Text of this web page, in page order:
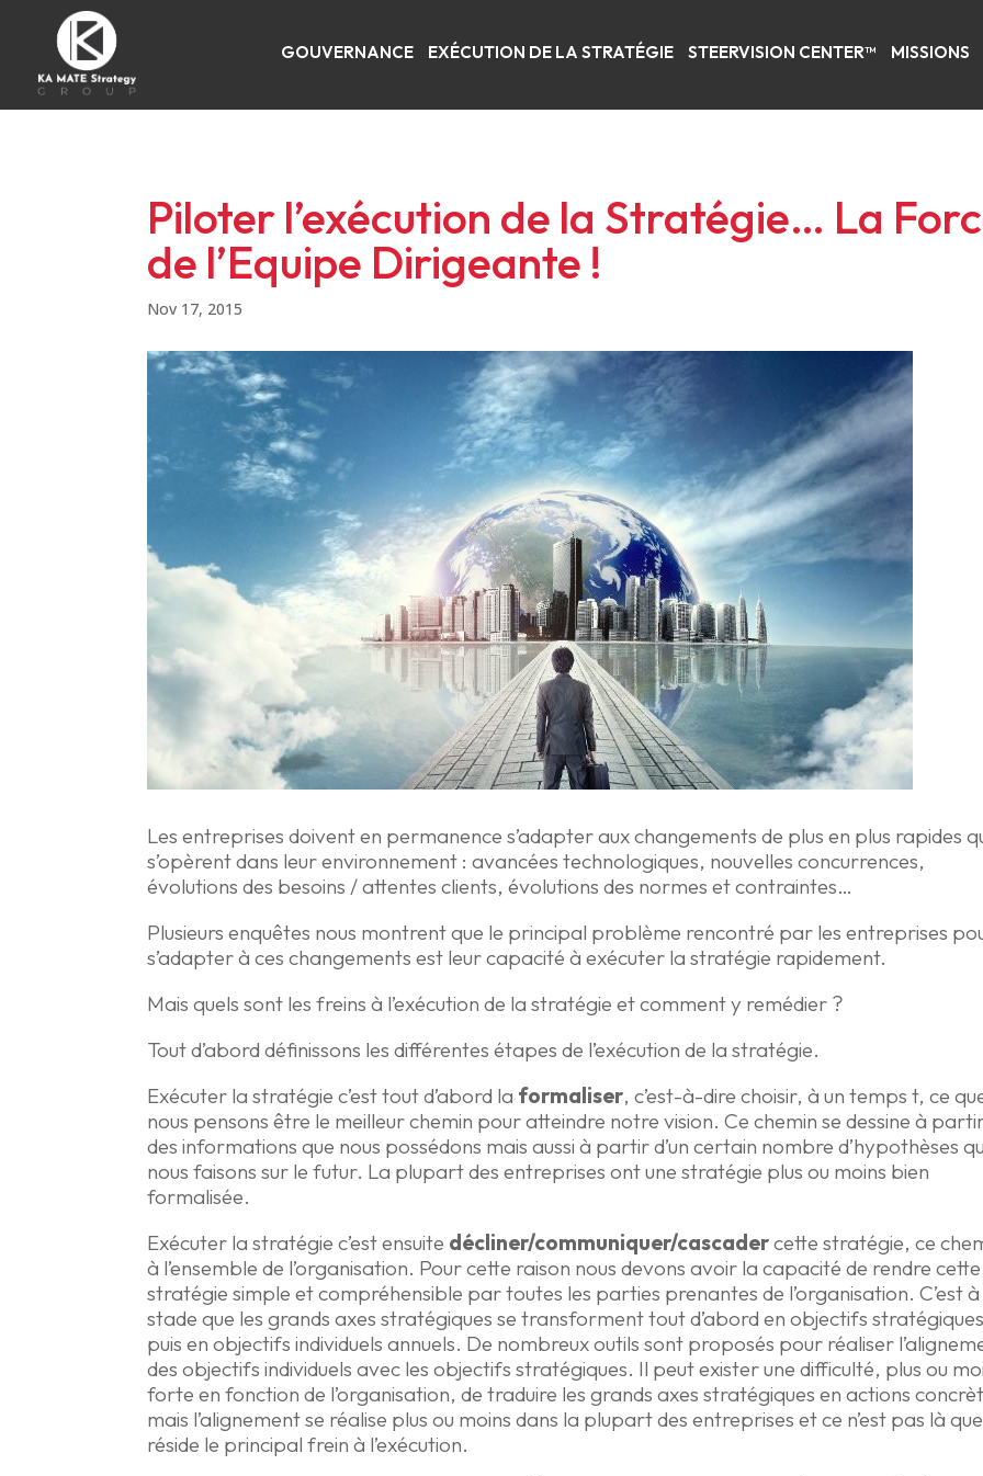
GOUVERNANCE EXÉCUTION DE LA STRATÉGIE STEERVISION CENTER™ MISSIONS
Piloter l’exécution de la Stratégie… La
de l’Equipe Dirigeante !
Nov 17, 2015
Les entreprises doivent en permanence s’adapter aux changements de plus en plus rapides
s’opèrent dans leur environnement : avancées technologiques, nouvelles concurrences,
évolutions des besoins / attentes clients, évolutions des normes et contraintes…
Plusieurs enquêtes nous montrent que le principal problème rencontré par les entreprises
s’adapter à ces changements est leur capacité à exécuter la stratégie rapidement.
Mais quels sont les freins à l’exécution de la stratégie et comment y remédier ?
Tout d’abord définissons les différentes étapes de l’exécution de la stratégie.
Exécuter la stratégie c’est tout d’abord la formaliser, c’est-à-dire choisir, à un temps t, ce
nous pensons être le meilleur chemin pour atteindre notre vision. Ce chemin se dessine à
des informations que nous possédons mais aussi à partir d’un certain nombre d’hypothèses
nous faisons sur le futur. La plupart des entreprises ont une stratégie plus ou moins bien
formalisée.
Exécuter la stratégie c’est ensuite décliner/communiquer/cascadercette stratégie, ce
à l’ensemble de l’organisation. Pour cette raison nous devons avoir la capacité de rendre cette
stratégie simple et compréhensible par toutes les parties prenantes de l’organisation. C’est à
stade que les grands axes stratégiques se transforment tout d’abord en objectifs stratégiques
puis en objectifs individuels annuels. De nombreux outils sont proposés pour réaliser
des objectifs individuels avec les objectifs stratégiques. Il peut exister une difficulté, plus ou
forte en fonction de l’organisation, de traduire les grands axes stratégiques en actions
mais l’alignement se réalise plus ou moins dans la plupart des entreprises et ce n’est pas là que
réside le principal frein à l’exécution.